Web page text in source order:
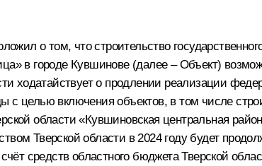
о том, что строительство
в городе Кувшинове (далее – Объект)
ходатайствует о продлении реализации
целью включения объектов, в том числе
области «Кувшиновская центральная
Тверской области в 2024 году будет
средств областного бюджета Тверской